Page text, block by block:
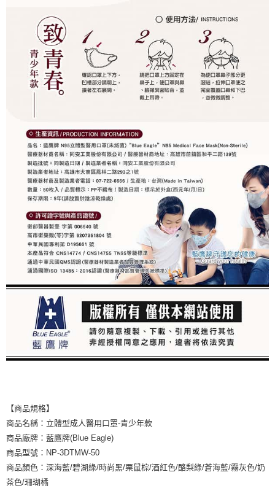
【商品規格】
商品名稱：立體型成人醫用口罩-青少年款
商品廠牌：藍鷹牌(Blue Eagle)
商品型號：NP-3DTMW-50
商品顏色：深海藍/碧湖綠/時尚黑/栗鼠棕/酒紅色/酪梨綠/蒼海藍/霧灰色/奶
茶色/珊瑚橘